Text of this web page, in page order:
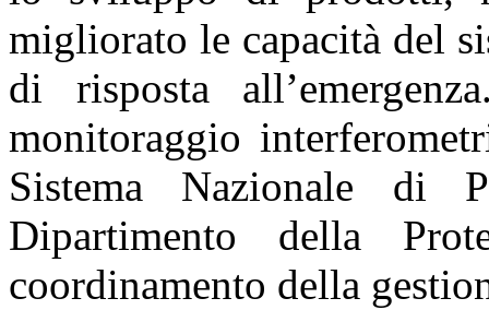
migliorato le capacità del
di risposta
monitoraggio
Sistema Nazionale di
Dipartimento della
coordinamento della